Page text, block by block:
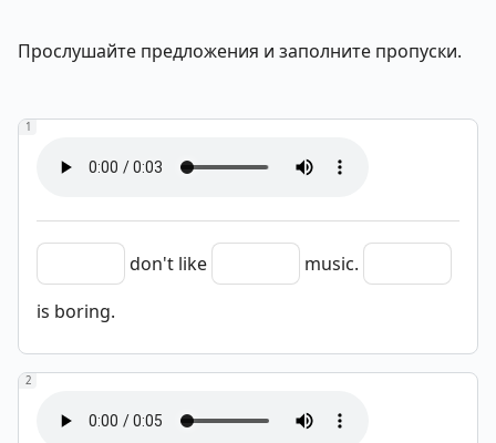
Прослушайте предложения и заполните пропуски.
1
don't like
music.
is boring.
2